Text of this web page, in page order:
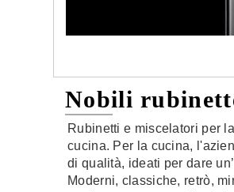
Nobili
Rubinetti e miscelatori per
cucina. Per la cucina,
di qualità, ideati per dare
Moderni, classiche, retrò,